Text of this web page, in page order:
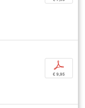
p
€ 9,95